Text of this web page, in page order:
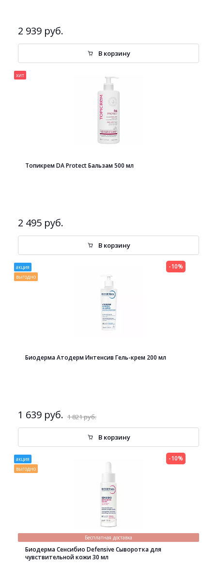
2 939 руб.
В корзину
хит
Топикрем DA Protect Бальзам 500 мл
2 495 руб.
В корзину
акция
выгодно
Биодерма Атодерм Интенсив Гель-крем 200 мл
1 639 руб. 1 821 руб.
-10%
В корзину
акция
выгодно
Бесплатная доставка
Биодерма Сенсибио Defensive Сыворотка для
чувствительной кожи 30 мл
-10%